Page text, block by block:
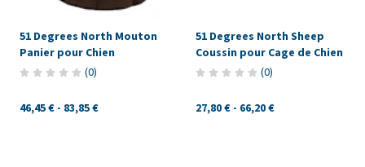
51 Degrees North Mouton
Panier pour Chien
(0)
46,45 € - 83,85 €
51 Degrees North Sheep
Coussin pour Cage de Chien
(0)
27,80 € - 66,20 €